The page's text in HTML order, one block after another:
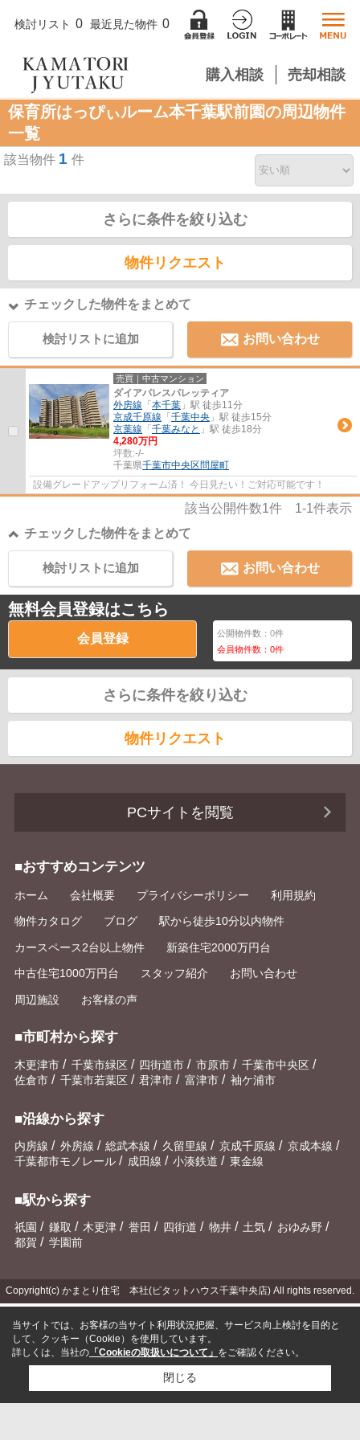
検討リスト 0 最近見た物件 0
購入相談 売却相談
保育所はっぴぃルーム本千葉駅前園の周辺物件
一覧
該当物件 1 件
さらに条件を絞り込む
物件リクエスト
チェックした物件をまとめて
検討リストに追加 お問い合わせ
売買｜中古マンション
ダイアパレスパレッティア
外房線 「 本千葉 」駅 徒歩11分
京成千原線 「 千葉中央 」駅 徒歩15分
京葉線 「 千葉みなと 」駅 徒歩18分
4,280万円
坪数:-/-
千葉県千葉市中央区問屋町
設備グレードアップリフォーム済！ 今日見たい！ご対応可能です！
該当公開件数1件 1-1件表示
チェックした物件をまとめて
お問い合わせ
検討リストに追加
無料会員登録はこちら
会員登録 公開物件数：0件
会員物件数：0件
さらに条件を絞り込む
物件リクエスト
PCサイトを閲覧
■おすすめコンテンツ
ホーム 会社概要 プライバシーポリシー 利用規約
物件カタログ ブログ 駅から徒歩10分以内物件
カースペース2台以上物件 新築住宅2000万円台
中古住宅1000万円台 スタッフ紹介 お問い合わせ
周辺施設 お客様の声
■市町村から探す
木更津市 / 千葉市緑区 / 四街道市 / 市原市 / 千葉市中央区 /
佐倉市 / 千葉市若葉区 / 君津市 / 富津市 / 袖ケ浦市
■沿線から探す
内房線 / 外房線 / 総武本線 / 久留里線 / 京成千原線 / 京成本線 /
千葉都市モノレール / 成田線 / 小湊鉄道 / 東金線
■駅から探す
祇園 / 鎌取 / 木更津 / 誉田 / 四街道 / 物井 / 土気 / おゆみ野 /
都賀 / 学園前
Copyright(c) かまとり住宅 本社(ピタットハウス千葉中央店) All rights reserved.
当サイトでは、お客様の当サイト利用状況把握、サービス向上検討を目的と
して、クッキー（Cookie）を使用しています。
詳しくは、当社の 「Cookieの取扱いについて」 をご確認ください。
閉じる